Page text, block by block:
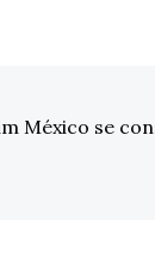
México se